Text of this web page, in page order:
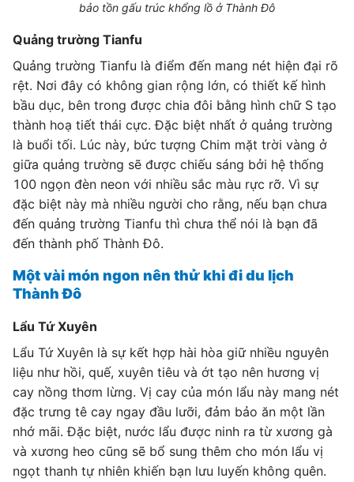
bảo tồn gấu trúc khổng lồ ở Thành Đô
Quảng trường Tianfu
Quảng trường Tianfu là điểm đến mang nét hiện đại rõ
rệt. Nơi đây có không gian rộng lớn, có thiết kế hình
bầu dục, bên trong được chia đôi bằng hình chữ S tạo
thành hoạ tiết thái cực. Đặc biệt nhất ở quảng trường
là buổi tối. Lúc này, bức tượng Chim mặt trời vàng ở
giữa quảng trường sẽ được chiếu sáng bởi hệ thống
100 ngọn đèn neon với nhiều sắc màu rực rỡ. Vì sự
đặc biệt này mà nhiều người cho rằng, nếu bạn chưa
đến quảng trường Tianfu thì chưa thể nói là bạn đã
đến thành phố Thành Đô.
Một vài món ngon nên thử khi đi du lịch
Thành Đô
Lẩu Tứ Xuyên
Lẩu Tứ Xuyên là sự kết hợp hài hòa giữ nhiều nguyên
liệu như hồi, quế, xuyên tiêu và ớt tạo nên hương vị
cay nồng thơm lừng. Vị cay của món lẩu này mang nét
đặc trưng tê cay ngay đầu lưỡi, đảm bảo ăn một lần
nhớ mãi. Đặc biệt, nước lẩu được ninh ra từ xương gà
và xương heo cũng sẽ bổ sung thêm cho món lẩu vị
ngọt thanh tự nhiên khiến bạn lưu luyến không quên.